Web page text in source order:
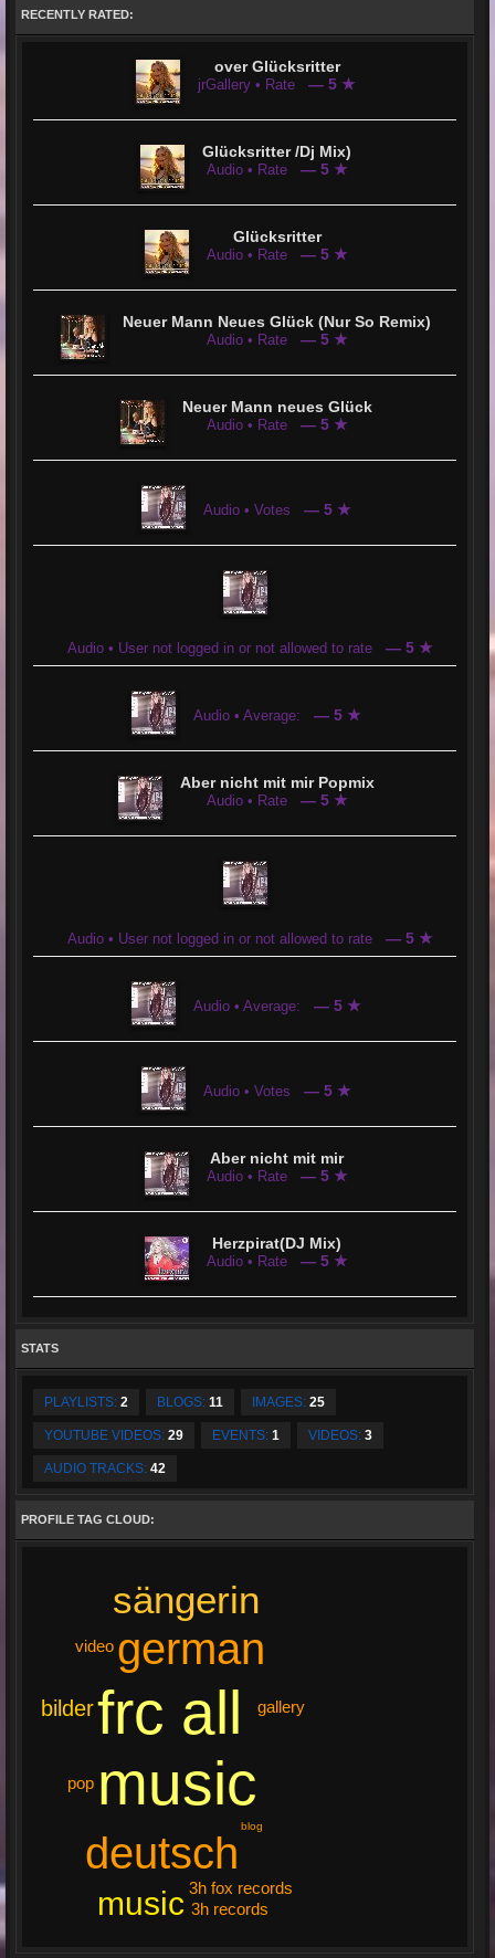
RECENTLY RATED:
over Glücksritter
jrGallery • Rate — 5 ★
Glücksritter /Dj Mix)
Audio • Rate — 5 ★
Glücksritter
Audio • Rate — 5 ★
Neuer Mann Neues Glück (Nur So Remix)
Audio • Rate — 5 ★
Neuer Mann neues Glück
Audio • Rate — 5 ★
Audio • Votes — 5 ★
Audio • User not logged in or not allowed to rate — 5 ★
Audio • Average: — 5 ★
Aber nicht mit mir Popmix
Audio • Rate — 5 ★
Audio • User not logged in or not allowed to rate — 5 ★
Audio • Average: — 5 ★
Audio • Votes — 5 ★
Aber nicht mit mir
Audio • Rate — 5 ★
Herzpirat(DJ Mix)
Audio • Rate — 5 ★
STATS
PLAYLISTS: 2 BLOGS: 11 IMAGES: 25
YOUTUBE VIDEOS: 29 EVENTS: 1 VIDEOS: 3
AUDIO TRACKS: 42
PROFILE TAG CLOUD:
frc all
music
deutsch
german
sängerin
music
bilder
3h fox records
pop
gallery
video
3h records
blog